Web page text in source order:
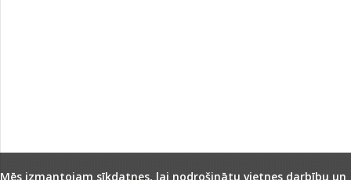
Mēs izmantojam sīkdatnes, lai nodrošinātu vietnes darbību un